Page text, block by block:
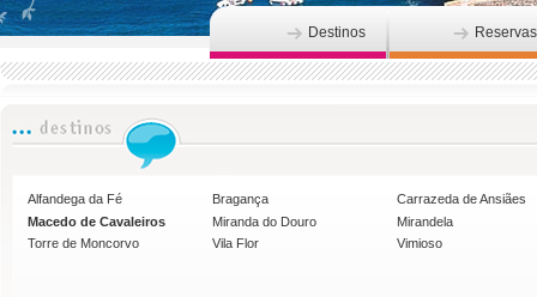
Destinos Reservas
Alfandega da Fé Bragança
Carrazeda de Ansiães
Macedo de Cavaleiros
Miranda do Douro
Mirandela
Torre de Moncorvo
Vila Flor Vimioso